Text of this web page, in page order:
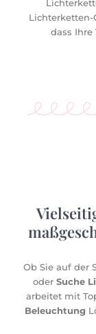
Lichterketten-
dass
Ob Sie auf der
oder Suche
arbeitet mit
Beleuchtung